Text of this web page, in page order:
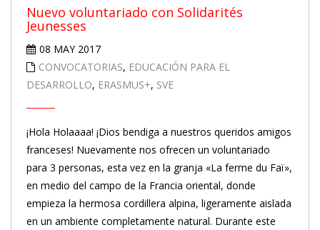
Nuevo voluntariado con Solidarités
Jeunesses
08 MAY 2017
CONVOCATORIAS, EDUCACIÓN PARA EL
DESARROLLO, ERASMUS+, SVE
¡Hola Holaaaa! ¡Dios bendiga a nuestros queridos amigos
franceses! Nuevamente nos ofrecen un voluntariado
para 3 personas, esta vez en la granja «La ferme du Faï»,
en medio del campo de la Francia oriental, donde
empieza la hermosa cordillera alpina, ligeramente aislada
en un ambiente completamente natural. Durante este